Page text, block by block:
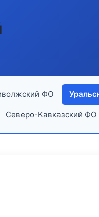
ФО
Северо-Кавказский ФО